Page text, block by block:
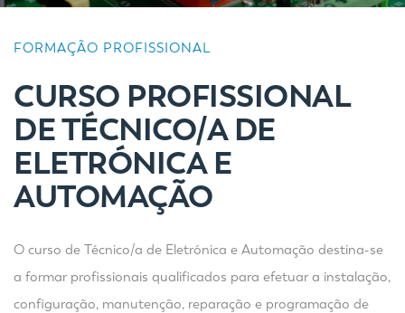
FORMAÇÃO PROFISSIONAL
CURSO PROFISSIONAL
DE TÉCNICO/A DE
ELETRÓNICA E
AUTOMAÇÃO
O curso de Técnico/a de Eletrónica e Automação destina-se
a formar profissionais qualificados para efetuar a instalação,
configuração, manutenção, reparação e programação de